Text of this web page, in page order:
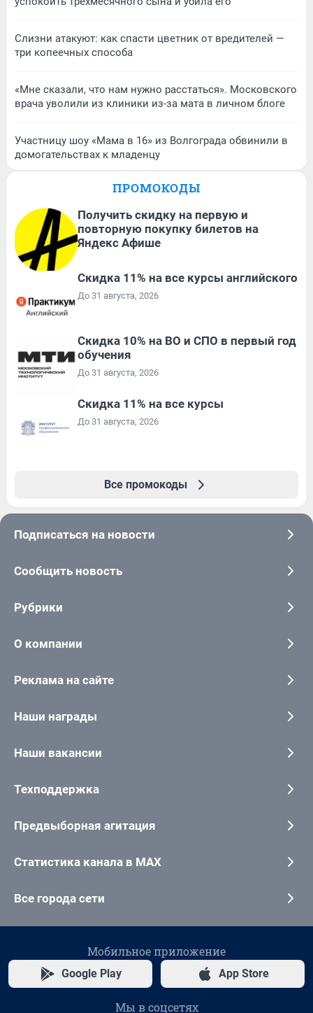
Слизни атакуют: как спасти цветник от вредителей —
три копеечных способа
«Мне сказали, что нам нужно расстаться». Московского
врача уволили из клиники из-за мата в личном блоге
Участницу шоу «Мама в 16» из Волгограда обвинили в
домогательствах к младенцу
ПРОМОКОДЫ
Получить скидку на первую и
повторную покупку билетов на
Яндекс Афише
Скидка 11% на все курсы английского
До 31 августа, 2026
Скидка 10% на ВО и СПО в первый год
обучения
До 31 августа, 2026
Скидка 11% на все курсы
До 31 августа, 2026
Все промокоды
Подписаться на новости
Сообщить новость
Рубрики
О компании
Реклама на сайте
Наши награды
Наши вакансии
Техподдержка
Предвыборная агитация
Статистика канала в MAX
Все города сети
Мобильное приложение
Google Play App Store
Мы в соцсетях